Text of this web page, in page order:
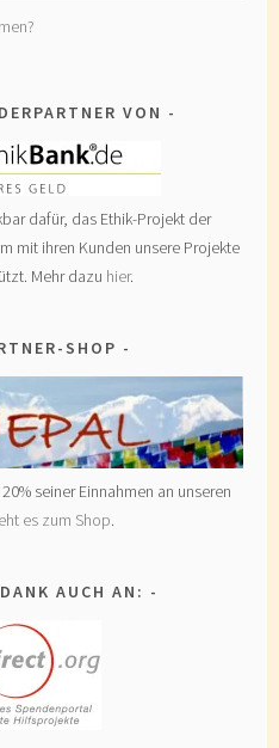
VON
dafür, das Ethik-Projekt der
mit ihren Kunden unsere Projekte
Mehr dazu hier.
SHOP
seiner Einnahmen an unseren
es zum Shop.
AUCH AN: